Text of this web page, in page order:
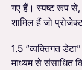
गए हैं। स्पष्ट रूप से,
शामिल हैं जो
1.5 “व्यक्तिगत
माध्यम से संसाधित